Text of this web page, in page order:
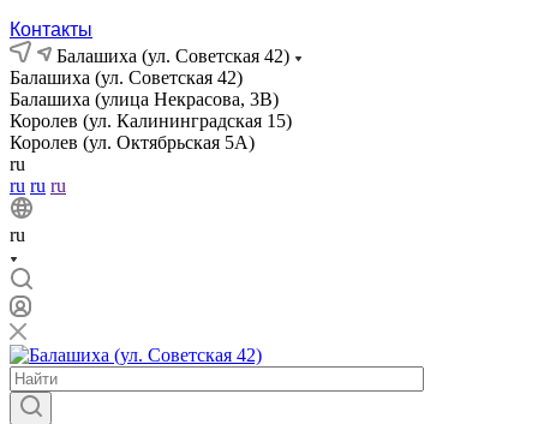
Контакты
Балашиха (ул. Советская 42)
Балашиха (ул. Советская 42)
Балашиха (улица Некрасова, 3В)
Королев (ул. Калининградская 15)
Королев (ул. Октябрьская 5А)
ru
ru ru ru
ru